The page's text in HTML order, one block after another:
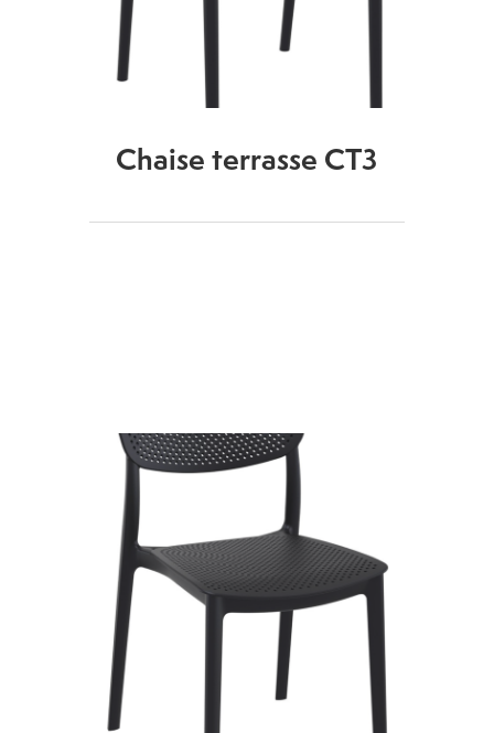
Chaise terrasse CT3